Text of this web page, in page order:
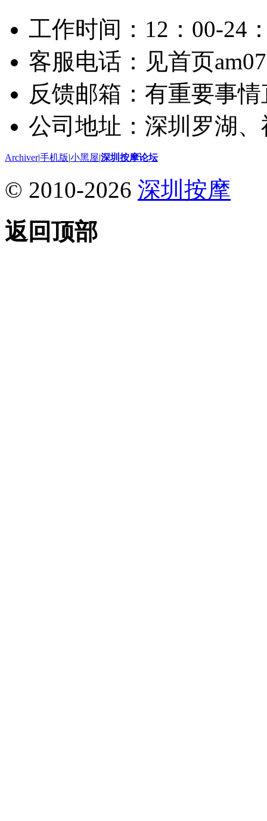
工作时间：12：00-24
客服电话：见首页
反馈邮箱：有重要事
公司地址：深圳罗湖
Archiver|手机版|小黑屋|深圳按摩论坛
© 2010-2026 深圳按摩
返回顶部